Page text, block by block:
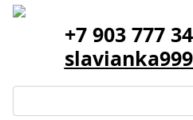
+7 903 777